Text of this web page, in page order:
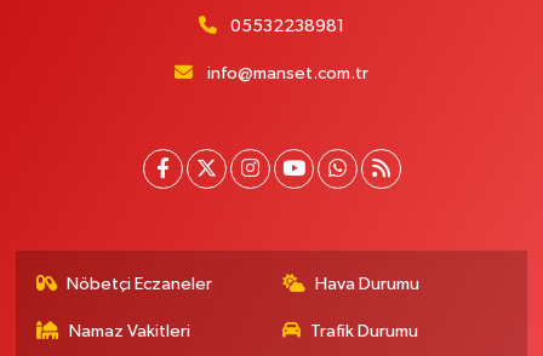
05532238981
info@manset.com.tr
Nöbetçi Eczaneler Hava Durumu
Namaz Vakitleri Trafik Durumu